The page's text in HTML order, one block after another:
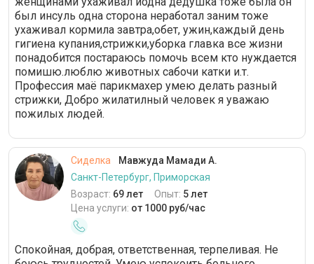
был инсуль одна сторона неработал заним тоже
ухаживал кормила завтра,обет, ужин,каждый день
гигиена купания,стрижки,уборка главка все жизни
понадобится постараюсь помочь всем кто нуждается
помишю.люблю животных сабочи катки и.т.
Профессия маё парикмахер умею делать разный
стрижки, Добро жилатилный человек я уважаю
пожилых людей.
Сиделка
Мавжуда Мамади А.
Санкт-Петербург, Приморская
Возраст: 69 лет Опыт: 5 лет
Цена услуги: от 1000 руб/час
Спокойная, добрая, ответственная, терпеливая. Не